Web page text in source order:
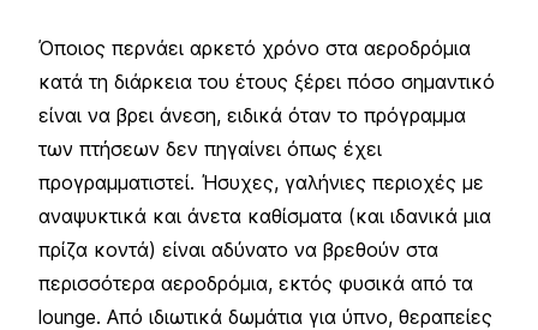
Όποιος περνάει αρκετό χρόνο στα αεροδρόμια
κατά τη διάρκεια του έτους ξέρει πόσο σημαντικό
είναι να βρει άνεση, ειδικά όταν το πρόγραμμα
των πτήσεων δεν πηγαίνει όπως έχει
προγραμματιστεί. Ήσυχες, γαλήνιες περιοχές με
αναψυκτικά και άνετα καθίσματα (και ιδανικά μια
πρίζα κοντά) είναι αδύνατο να βρεθούν στα
περισσότερα αεροδρόμια, εκτός φυσικά από τα
lounge. Από ιδιωτικά δωμάτια για ύπνο, θεραπείες